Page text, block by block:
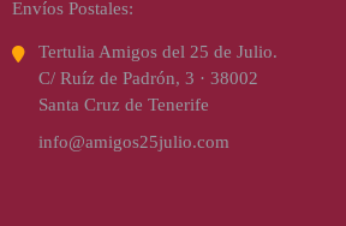
Envíos Postales:
Tertulia Amigos del 25 de Julio.
C/ Ruíz de Padrón, 3 · 38002
Santa Cruz de Tenerife
info@amigos25julio.com